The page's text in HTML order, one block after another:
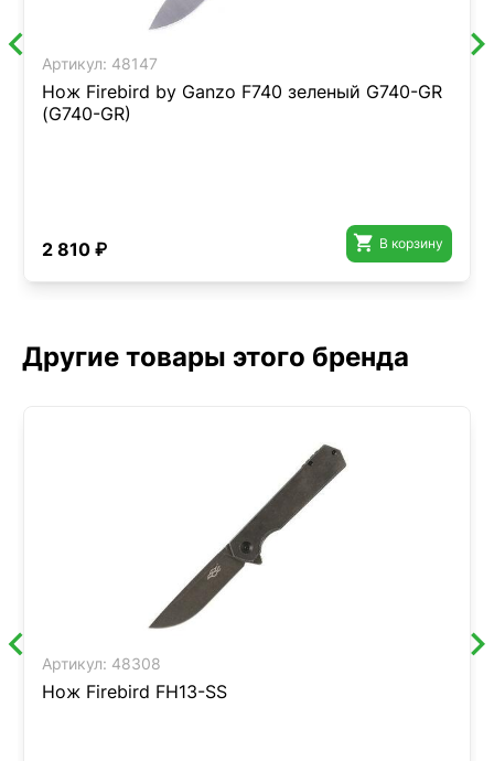
Артикул: 48147
Нож Firebird by Ganzo F740 зеленый G740-GR
(G740-GR)
2 810 ₽  В корзину
Другие товары этого бренда
Артикул: 48308
Нож Firebird FH13-SS